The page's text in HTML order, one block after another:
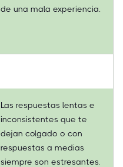
de una mala experiencia.
Las respuestas lentas e
inconsistentes que te
dejan colgado o con
respuestas a medias
siempre son estresantes.